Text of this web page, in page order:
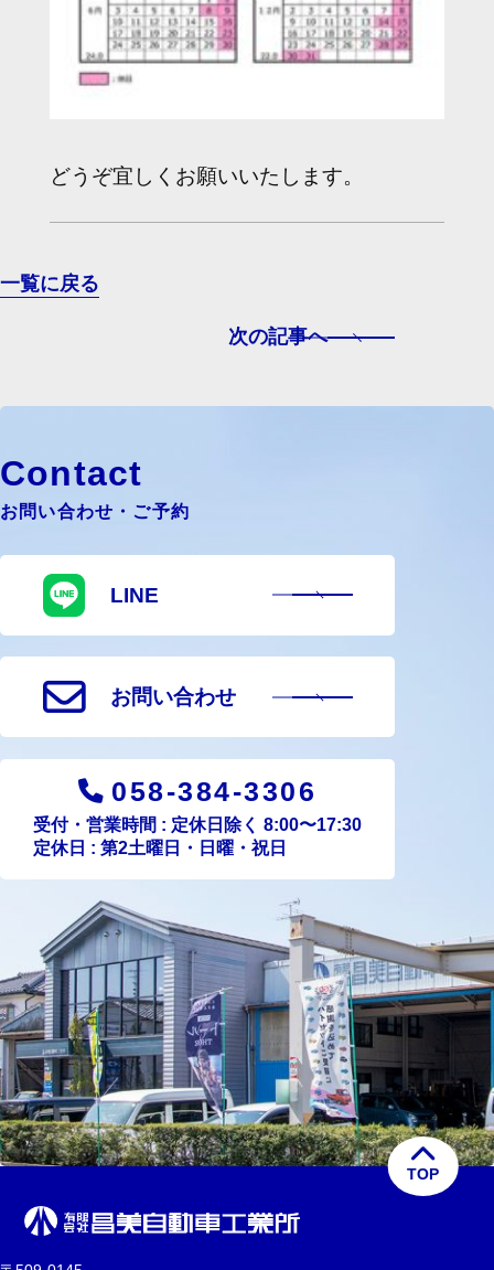
どうぞ宜しくお願いいたします。
一覧に戻る
次の記事へ
Contact
お問い合わせ・ご予約
LINE
お問い合わせ
058-384-3306
受付・営業時間 : 定休日除く 8:00〜17:30
定休日 : 第2土曜日・日曜・祝日
TOP